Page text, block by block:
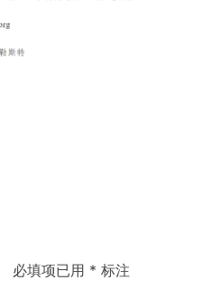
必填项已用 * 标注